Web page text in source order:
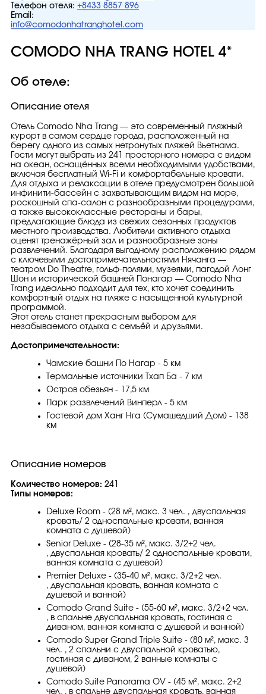
Телефон отеля: +8433 8857 896
Email:
info@comodonhatranghotel.com
COMODO NHA TRANG HOTEL 4*
Об отеле:
Описание отеля
Отель Comodo Nha Trang — это современный пляжный
курорт в самом сердце города, расположенный на
берегу одного из самых нетронутых пляжей Вьетнама.
Гости могут выбрать из 241 просторного номера с видом
на океан, оснащённых всеми необходимыми удобствами,
включая бесплатный Wi-Fi и комфортабельные кровати.
Для отдыха и релаксации в отеле предусмотрен большой
инфинити-бассейн с захватывающим видом на море,
роскошный спа-салон с разнообразными процедурами,
а также высококлассные рестораны и бары,
предлагающие блюда из свежих сезонных продуктов
местного производства. Любители активного отдыха
оценят тренажёрный зал и разнообразные зоны
развлечений. Благодаря выгодному расположению рядом
с ключевыми достопримечательностями Нячанга —
театром Do Theatre, гольф-полями, музеями, пагодой Лонг
Шон и исторической башней Понагар — Comodo Nha
Trang идеально подходит для тех, кто хочет соединить
комфортный отдых на пляже с насыщенной культурной
программой.
Этот отель станет прекрасным выбором для
незабываемого отдыха с семьёй и друзьями.
Достопримечательности:
Чамские башни По Нагар - 5 км
Термальные источники Тхап Ба - 7 км
Остров обезьян - 17,5 км
Парк развлечений Винперл - 5 км
Гостевой дом Ханг Нга (Сумашедший Дом) - 138
км
Описание номеров
Количество номеров: 241
Типы номеров:
Deluxe Room - (28 м², макс. 3 чел. , двуспальная
кровать/ 2 односпальные кровати, ванная
комната с душевой)
Senior Deluxe - (28-35 м², макс. 3/2+2 чел.
, двуспальная кровать/ 2 односпальные кровати,
ванная комната с душевой)
Premier Deluxe - (35-40 м², макс. 3/2+2 чел.
, двуспальная кровать, ванная комната с
душевой и ванной)
Comodo Grand Suite - (55-60 м², макс. 3/2+2 чел.
, в спальне двуспальная кровать, гостиная с
диваном, ванная комната с душевой и ванной)
Comodo Super Grand Triple Suite - (80 м², макс. 3
чел. , 2 спальни с двуспальной кроватью,
гостиная с диваном, 2 ванные комнаты с
душевой)
Comodo Suite Panorama OV - (45 м², макс. 2+2
чел. , в спальне двуспальная кровать, ванная